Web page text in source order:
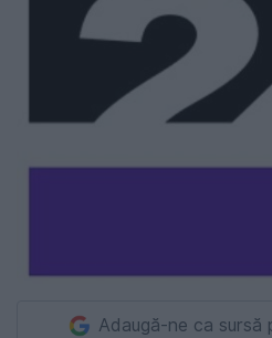
Adaugă-ne ca sursă